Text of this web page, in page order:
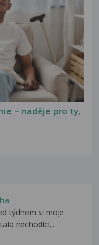
– naděje pro ty,
týdnem si moje
nechodící...